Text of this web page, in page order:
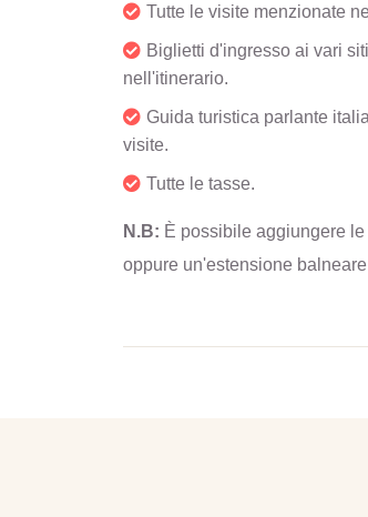
Tutte le visite menzionate
Biglietti d'ingresso ai vari
nell'itinerario.
Guida turistica parlante
visite.
Tutte le tasse.
N.B: È possibile aggiungere
oppure un'estensione